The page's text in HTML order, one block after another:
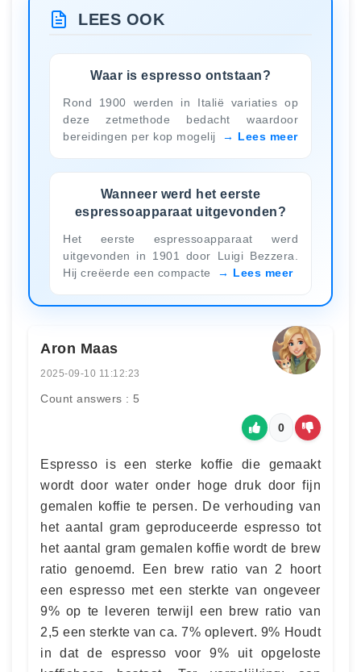
LEES OOK
Waar is espresso ontstaan?
Rond 1900 werden in Italië variaties op
deze zetmethode bedacht waardoor
bereidingen per kop mogelij
Lees meer
Wanneer werd het eerste
espressoapparaat uitgevonden?
Het eerste espressoapparaat werd
uitgevonden in 1901 door Luigi Bezzera.
Hij creëerde een compacte
Lees meer
Aron Maas
2025-09-10 11:12:23
Count answers : 5
0
Espresso is een sterke koffie die gemaakt
wordt door water onder hoge druk door fijn
gemalen koffie te persen. De verhouding van
het aantal gram geproduceerde espresso tot
het aantal gram gemalen koffie wordt de brew
ratio genoemd. Een brew ratio van 2 hoort
een espresso met een sterkte van ongeveer
9% op te leveren terwijl een brew ratio van
2,5 een sterkte van ca. 7% oplevert. 9% Houdt
in dat de espresso voor 9% uit opgeloste